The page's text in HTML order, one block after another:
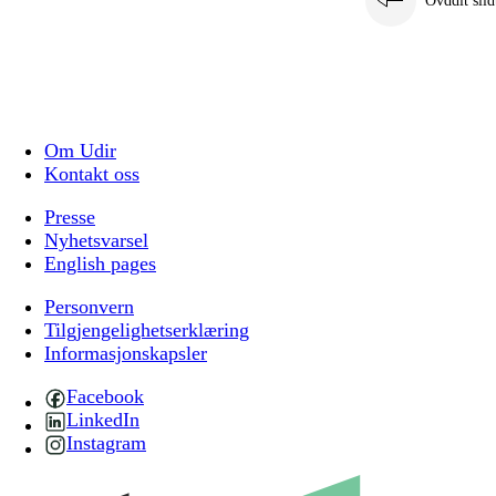
Om Udir
Kontakt oss
Presse
Nyhetsvarsel
English pages
Personvern
Tilgjengelighetserklæring
Informasjonskapsler
Facebook
LinkedIn
Instagram